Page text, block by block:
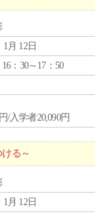
1月 12日
：30～17：50
/入学者20,090円
る～
1月 12日